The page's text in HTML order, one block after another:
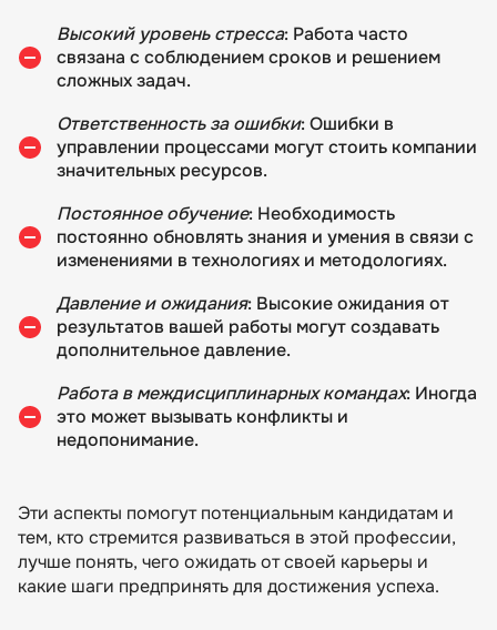
Высокий уровень стресса: Работа часто
связана с соблюдением сроков и решением
сложных задач.
Ответственность за ошибки: Ошибки в
управлении процессами могут стоить компании
значительных ресурсов.
Постоянное обучение: Необходимость
постоянно обновлять знания и умения в связи с
изменениями в технологиях и методологиях.
Давление и ожидания: Высокие ожидания от
результатов вашей работы могут создавать
дополнительное давление.
Работа в междисциплинарных командах: Иногда
это может вызывать конфликты и
недопонимание.
Эти аспекты помогут потенциальным кандидатам и
тем, кто стремится развиваться в этой профессии,
лучше понять, чего ожидать от своей карьеры и
какие шаги предпринять для достижения успеха.